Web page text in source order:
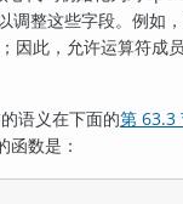
调整这些字段。例如
此，允许运算符成
语义在下面的第 63.3
数是：